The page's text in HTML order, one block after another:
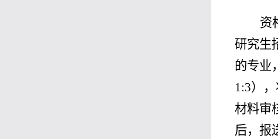
资
研究生
的专业
1:3）
材料审
后，报